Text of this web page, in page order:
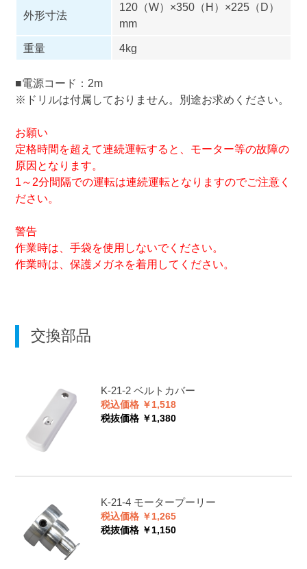
外形寸法
120（W）×350（H）×225（D）
mm
重量
4kg
■電源コード：2m
※ドリルは付属しておりません。別途お求めください。
お願い
定格時間を超えて連続運転すると、モーター等の故障の
原因となります。
1～2分間隔での運転は連続運転となりますのでご注意く
ださい。
警告
作業時は、手袋を使用しないでください。
作業時は、保護メガネを着用してください。
交換部品
K-21-2 ベルトカバー
税込価格 ￥1,518
税抜価格 ￥1,380
K-21-4 モータープーリー
税込価格 ￥1,265
税抜価格 ￥1,150